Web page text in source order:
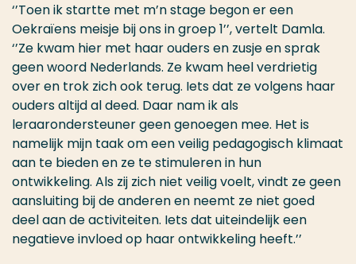
‘’Toen ik startte met m’n stage begon er een
Oekraïens meisje bij ons in groep 1’’, vertelt Damla.
‘’Ze kwam hier met haar ouders en zusje en sprak
geen woord Nederlands. Ze kwam heel verdrietig
over en trok zich ook terug. Iets dat ze volgens haar
ouders altijd al deed. Daar nam ik als
leraarondersteuner geen genoegen mee. Het is
namelijk mijn taak om een veilig pedagogisch klimaat
aan te bieden en ze te stimuleren in hun
ontwikkeling. Als zij zich niet veilig voelt, vindt ze geen
aansluiting bij de anderen en neemt ze niet goed
deel aan de activiteiten. Iets dat uiteindelijk een
negatieve invloed op haar ontwikkeling heeft.’’